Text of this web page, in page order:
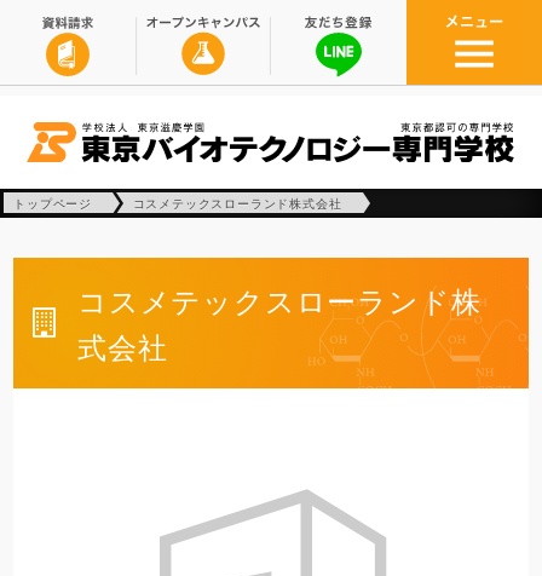
トップページ コスメテックスローランド株式会社
コスメテックスローランド株
式会社